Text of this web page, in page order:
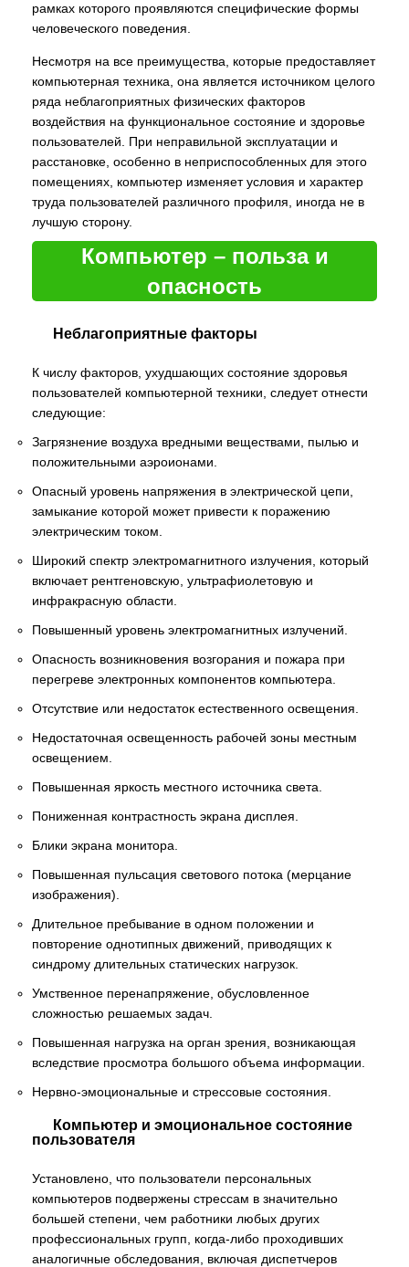
рамках которого проявляются специфические формы
человеческого поведения.
Несмотря на все преимущества, которые предоставляет
компьютерная техника, она является источником целого
ряда неблагоприятных физических факторов
воздействия на функциональное состояние и здоровье
пользователей. При неправильной эксплуатации и
расстановке, особенно в неприспособленных для этого
помещениях, компьютер изменяет условия и характер
труда пользователей различного профиля, иногда не в
лучшую сторону.
Компьютер – польза и
опасность
Неблагоприятные факторы
К числу факторов, ухудшающих состояние здоровья
пользователей компьютерной техники, следует отнести
следующие:
Загрязнение воздуха вредными веществами, пылью и
положительными аэроионами.
Опасный уровень напряжения в электрической цепи,
замыкание которой может привести к поражению
электрическим током.
Широкий спектр электромагнитного излучения, который
включает рентгеновскую, ультрафиолетовую и
инфракрасную области.
Повышенный уровень электромагнитных излучений.
Опасность возникновения возгорания и пожара при
перегреве электронных компонентов компьютера.
Отсутствие или недостаток естественного освещения.
Недостаточная освещенность рабочей зоны местным
освещением.
Повышенная яркость местного источника света.
Пониженная контрастность экрана дисплея.
Блики экрана монитора.
Повышенная пульсация светового потока (мерцание
изображения).
Длительное пребывание в одном положении и
повторение однотипных движений, приводящих к
синдрому длительных статических нагрузок.
Умственное перенапряжение, обусловленное
сложностью решаемых задач.
Повышенная нагрузка на орган зрения, возникающая
вследствие просмотра большого объема информации.
Нервно-эмоциональные и стрессовые состояния.
Компьютер и эмоциональное состояние
пользователя
Установлено, что пользователи персональных
компьютеров подвержены стрессам в значительно
большей степени, чем работники любых других
профессиональных групп, когда-либо проходивших
аналогичные обследования, включая диспетчеров